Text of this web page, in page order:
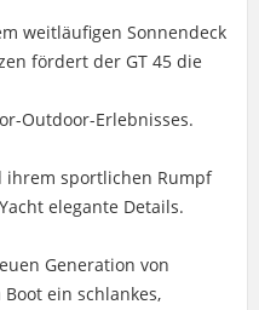
weitläufigen Sonnendeck
fördert der GT 45 die
Outdoor-Erlebnisses.
sportlichen Rumpf
elegante Details.
Generation von
ein schlankes,